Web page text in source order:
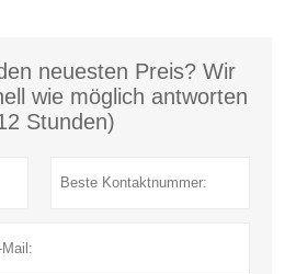
neuesten Preis? Wir
wie möglich antworten
Stunden)